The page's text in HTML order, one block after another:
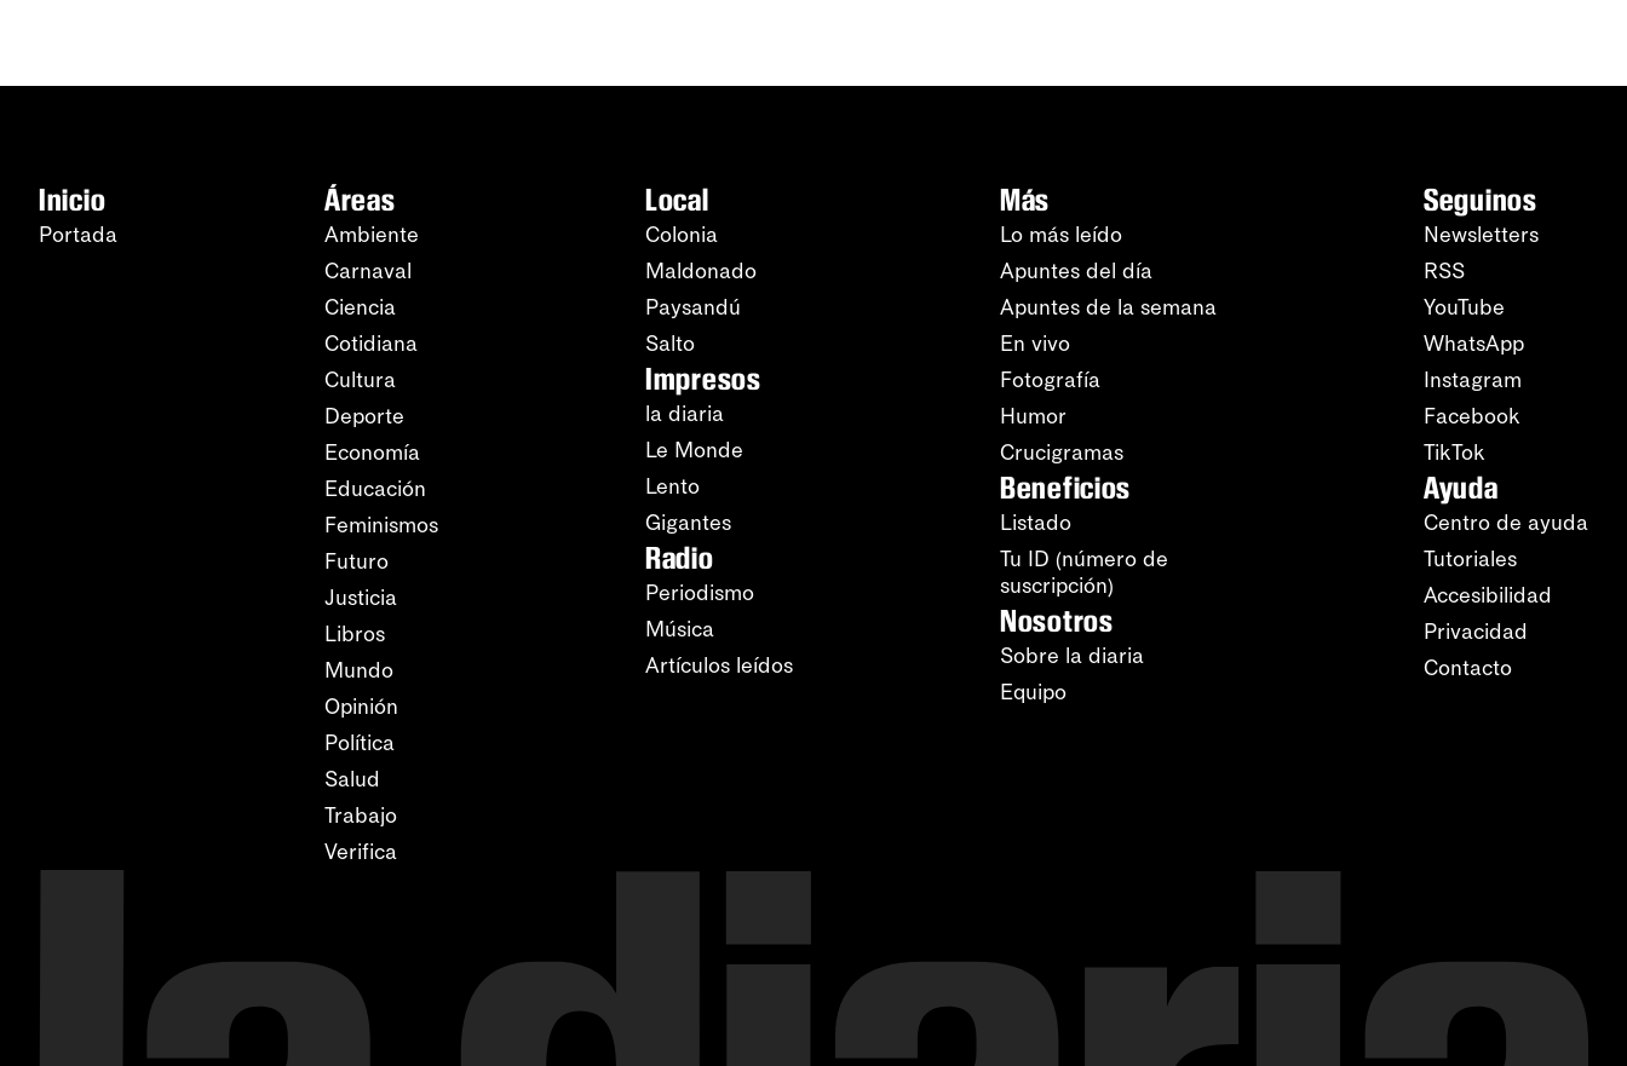
Inicio
Portada
Áreas
Ambiente
Carnaval
Ciencia
Cotidiana
Cultura
Deporte
Economía
Educación
Feminismos
Futuro
Justicia
Libros
Mundo
Opinión
Política
Salud
Trabajo
Verifica
Local
Colonia
Maldonado
Paysandú
Salto
Impresos
la diaria
Le Monde
Lento
Gigantes
Radio
Periodismo
Música
Artículos leídos
Más
Lo más leído
Apuntes del día
Apuntes de la semana
En vivo
Fotografía
Humor
Crucigramas
Beneficios
Listado
Tu ID (número de
suscripción)
Nosotros
Sobre la diaria
Equipo
Seguinos
Newsletters
RSS
YouTube
WhatsApp
Instagram
Facebook
TikTok
Ayuda
Centro de ayuda
Tutoriales
Accesibilidad
Privacidad
Contacto